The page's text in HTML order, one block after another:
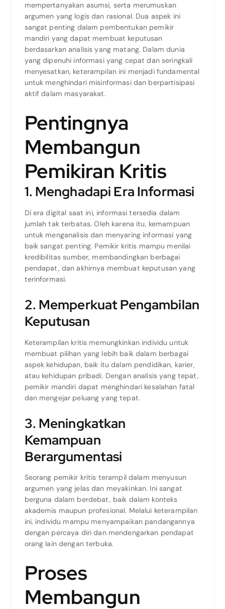
mempertanyakan asumsi, serta merumuskan
argumen yang logis dan rasional. Dua aspek ini
sangat penting dalam pembentukan pemikir
mandiri yang dapat membuat keputusan
berdasarkan analisis yang matang. Dalam dunia
yang dipenuhi informasi yang cepat dan seringkali
menyesatkan, keterampilan ini menjadi fundamental
untuk menghindari misinformasi dan berpartisipasi
aktif dalam masyarakat.
Pentingnya
Membangun
Pemikiran Kritis
1. Menghadapi Era Informasi
Di era digital saat ini, informasi tersedia dalam
jumlah tak terbatas. Oleh karena itu, kemampuan
untuk menganalisis dan menyaring informasi yang
baik sangat penting. Pemikir kritis mampu menilai
kredibilitas sumber, membandingkan berbagai
pendapat, dan akhirnya membuat keputusan yang
terinformasi.
2. Memperkuat Pengambilan
Keputusan
Keterampilan kritis memungkinkan individu untuk
membuat pilihan yang lebih baik dalam berbagai
aspek kehidupan, baik itu dalam pendidikan, karier,
atau kehidupan pribadi. Dengan analisis yang tepat,
pemikir mandiri dapat menghindari kesalahan fatal
dan mengejar peluang yang tepat.
3. Meningkatkan
Kemampuan
Berargumentasi
Seorang pemikir kritis terampil dalam menyusun
argumen yang jelas dan meyakinkan. Ini sangat
berguna dalam berdebat, baik dalam konteks
akademis maupun profesional. Melalui keterampilan
ini, individu mampu menyampaikan pandangannya
dengan percaya diri dan mendengarkan pendapat
orang lain dengan terbuka.
Proses
Membangun